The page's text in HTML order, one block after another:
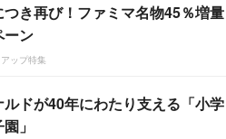
つき再び！ファミマ名物45％増量
ーン
ップ特集
ルドが40年にわたり支える「小学
」